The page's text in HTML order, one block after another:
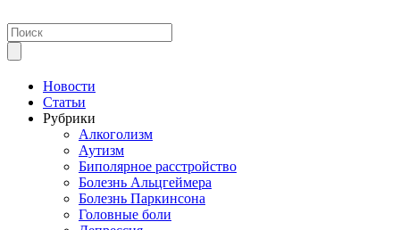
Новости
Статьи
Рубрики
Алкоголизм
Аутизм
Биполярное расстройство
Болезнь Альцгеймера
Болезнь Паркинсона
Головные боли